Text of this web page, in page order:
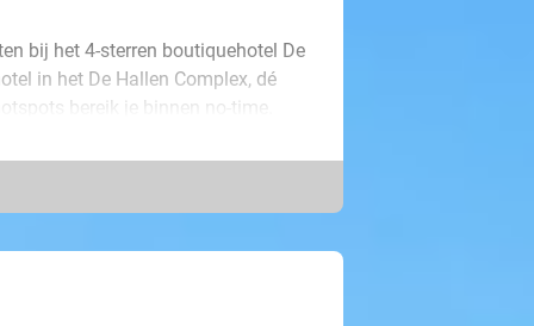
bij het 4-sterren boutiquehotel De
in het De Hallen Complex, dé
bereik je binnen no-time.
of twin) die van alle gemakken is
Nespresso-